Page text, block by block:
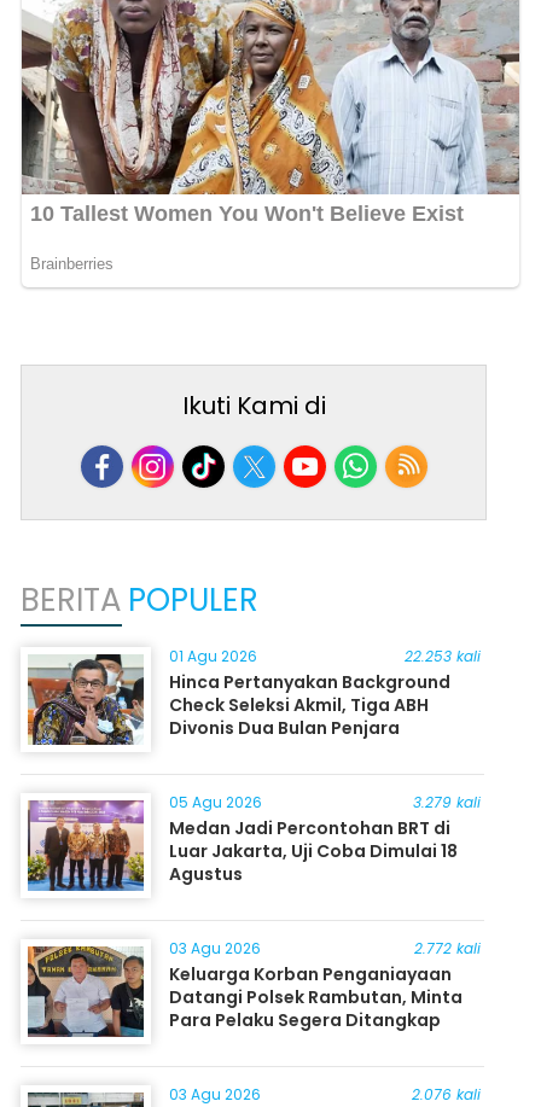
Ikuti Kami di
BERITA POPULER
01 Agu 2026 22.253 kali
Hinca Pertanyakan Background
Check Seleksi Akmil, Tiga ABH
Divonis Dua Bulan Penjara
05 Agu 2026 3.279 kali
Medan Jadi Percontohan BRT di
Luar Jakarta, Uji Coba Dimulai 18
Agustus
03 Agu 2026 2.772 kali
Keluarga Korban Penganiayaan
Datangi Polsek Rambutan, Minta
Para Pelaku Segera Ditangkap
03 Agu 2026 2.076 kali